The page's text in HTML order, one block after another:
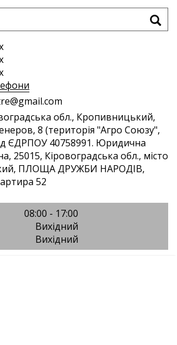
@gmail.com
обл., Кропивницький,
8 (територія "Агро Союзу",
ЄДРПОУ 40758991. Юридична
25015, Кіровоградська обл., місто
ПЛОЩА ДРУЖБИ НАРОДІВ,
52
08:00 - 17:00
Вихідний
Вихідний